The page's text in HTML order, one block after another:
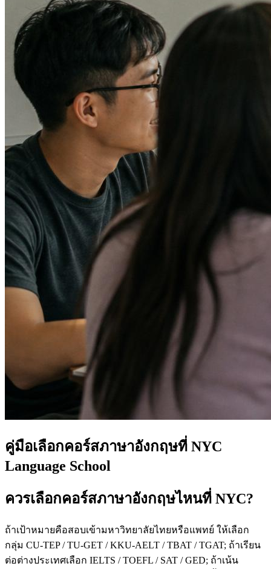
คู่มือเลือกคอร์สภาษาอังกฤษที่ NYC
Language School
ควรเลือกคอร์สภาษาอังกฤษไหนที่ NYC?
ถ้าเป้าหมายคือสอบเข้ามหาวิทยาลัยไทยหรือแพทย์ ให้เลือก
กลุ่ม CU-TEP / TU-GET / KKU-AELT / TBAT / TGAT; ถ้าเรียน
ต่อต่างประเทศเลือก IELTS / TOEFL / SAT / GED; ถ้าเน้น